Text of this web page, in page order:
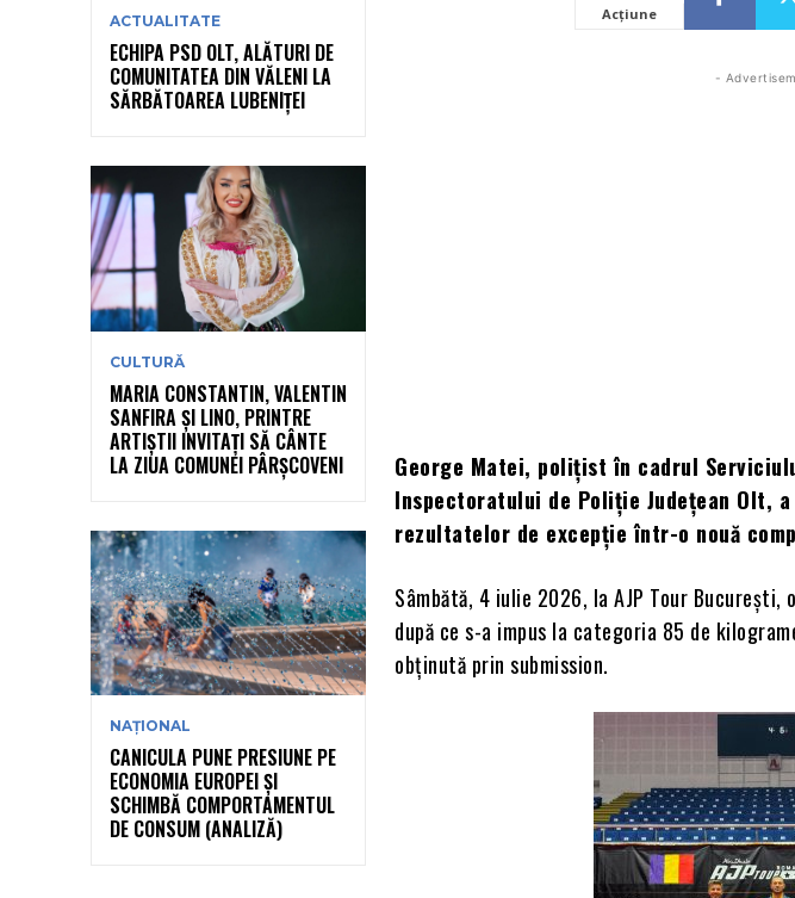
ACTUALITATE
ECHIPA PSD OLT, ALĂTURI DE
COMUNITATEA DIN VĂLENI LA
SĂRBĂTOAREA LUBENIȚEI
CULTURĂ
MARIA CONSTANTIN, VALENTIN
SANFIRA ȘI LINO, PRINTRE
ARTIȘTII INVITAȚI SĂ CÂNTE
LA ZIUA COMUNEI PÂRȘCOVENI
NAȚIONAL
CANICULA PUNE PRESIUNE PE
ECONOMIA EUROPEI ȘI
SCHIMBĂ COMPORTAMENTUL
DE CONSUM (ANALIZĂ)
Acțiune
-
George Matei, polițist în cadrul
Inspectoratului de Poliție Județean Olt,
rezultatelor de excepție într-o nouă
Sâmbătă, 4 iulie 2026, la AJP Tour
după ce s-a impus la categoria 85 de
obținută prin submission.